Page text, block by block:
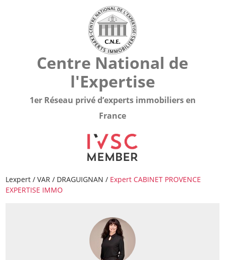
Centre National de
l'Expertise
1er Réseau privé d’experts immobiliers en
France
Lexpert /VAR / DRAGUIGNAN / Expert CABINET PROVENCE
EXPERTISE IMMO